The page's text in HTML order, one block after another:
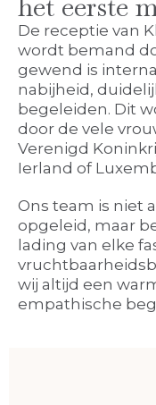
De receptie van
wordt bemand
gewend is
nabijheid,
begeleiden. Dit
door de vele
Verenigd
Ierland of
Ons team is niet
opgeleid, maar
lading van elke
wij altijd een
empathische